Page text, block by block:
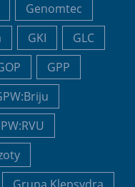
Genomtec
GKI
GLC
GPP